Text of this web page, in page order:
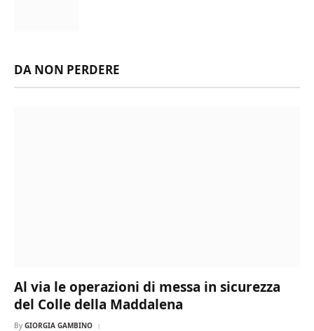
DA NON PERDERE
Al via le operazioni di messa in sicurezza
del Colle della Maddalena
By GIORGIA GAMBINO